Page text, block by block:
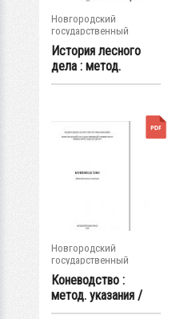
Новгородский
государственный
университет им. Яр....
История лесного
дела : метод.
указания / сост. А...
Новгородский
государственный
университет им. Яр....
Коневодство :
метод. указания /
сост. М. А....